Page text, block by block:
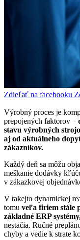
Zdieľať na facebooku
Výrobný proces je
prepojených faktorov –
stavu výrobných
aj od aktuálneho
zákazníkov.
Každý deň sa môžu
meškanie dodávky
v zákazkovej
V takejto dynamickej
tomu veľa firiem stále
základné ERP
nestačia. Ručné
chyby a vedie k strate